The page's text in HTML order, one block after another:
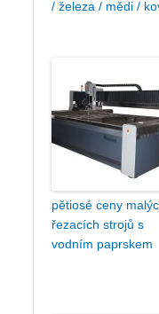
/ železa / mědi /
pětiosé ceny
řezacích strojů s
vodním paprskem